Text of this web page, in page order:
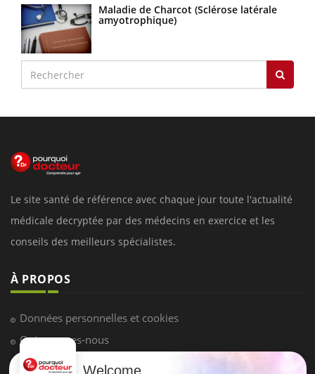
Maladie de Charcot (Sclérose latérale
amyotrophique)
Le site santé de référence avec chaque jour toute l'actualité
médicale decryptée par des médecins en exercice et les
conseils des meilleurs spécialistes.
À PROPOS
Données personnelles et cookies
Qui sommes-nous
Conditions d'utilisation
Welcome